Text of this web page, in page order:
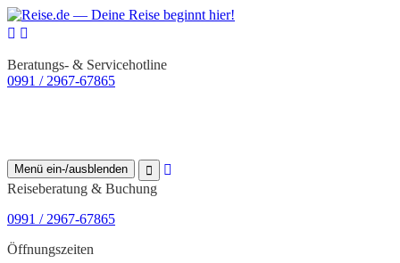
Beratungs- & Servicehotline
0991 / 2967-67865
Menü ein-/ausblenden
Reiseberatung & Buchung
0991 / 2967-67865
Öffnungszeiten